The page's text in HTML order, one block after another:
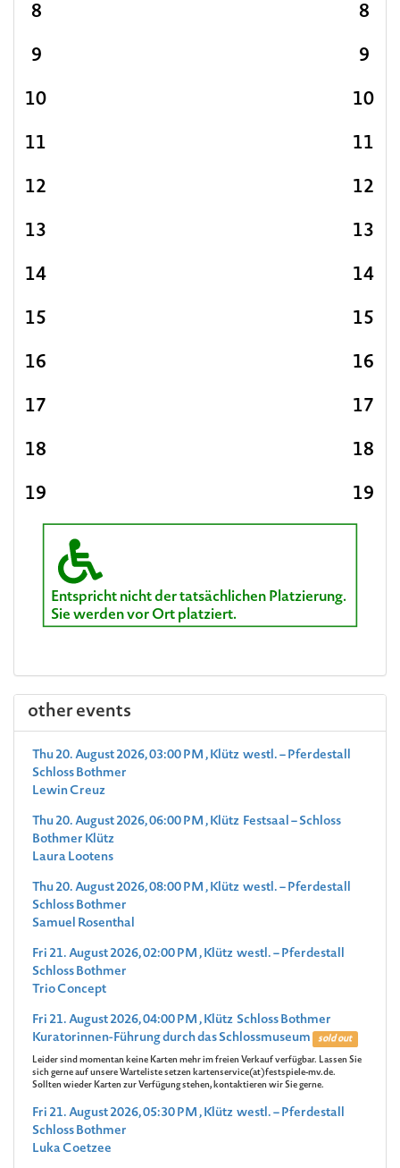
Entspricht nicht der tatsächlichen Platzierung.
Sie werden vor Ort platziert.
8
9
10
11
12
13
14
15
16
17
18
19
8
9
10
11
12
13
14
15
16
17
18
19
other events
Thu 20. August 2026, 03:00 PM , Klütz westl. – Pferdestall
Schloss Bothmer
Lewin Creuz
Thu 20. August 2026, 06:00 PM , Klütz Festsaal – Schloss
Bothmer Klütz
Laura Lootens
Thu 20. August 2026, 08:00 PM , Klütz westl. – Pferdestall
Schloss Bothmer
Samuel Rosenthal
Fri 21. August 2026, 02:00 PM , Klütz westl. – Pferdestall
Schloss Bothmer
Trio Concept
Fri 21. August 2026, 04:00 PM , Klütz Schloss Bothmer
Kuratorinnen-Führung durch das Schlossmuseum
sold out
Leider sind momentan keine Karten mehr im freien Verkauf verfügbar. Lassen Sie
sich gerne auf unsere Warteliste setzen kartenservice(at)festspiele-mv.de.
Sollten wieder Karten zur Verfügung stehen, kontaktieren wir Sie gerne.
Fri 21. August 2026, 05:30 PM , Klütz westl. – Pferdestall
Schloss Bothmer
Luka Coetzee